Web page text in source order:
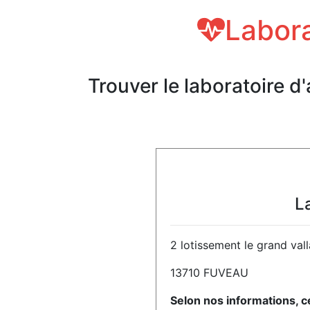
Trouver le laboratoire
2 lotissement le grand
13710 FUVEAU
Selon nos informations,